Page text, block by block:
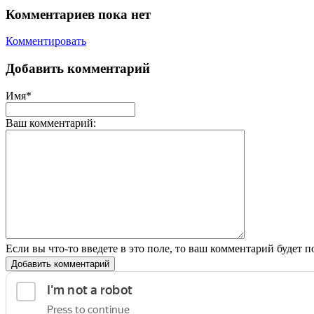
Комментариев пока нет
Комментировать
Добавить комментарий
Имя*
Ваш комментарий:
Если вы что-то введете в это поле, то ваш комментарий будет
Добавить комментарий